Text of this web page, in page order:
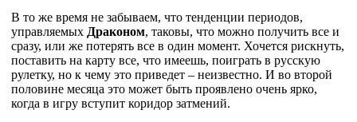
В то же время не забываем, что тенденции периодов,
управляемых Драконом, таковы, что можно получить все и
сразу, или же потерять все в один момент. Хочется рискнуть,
поставить на карту все, что имеешь, поиграть в русскую
рулетку, но к чему это приведет – неизвестно. И во второй
половине месяца это может быть проявлено очень ярко,
когда в игру вступит коридор затмений.